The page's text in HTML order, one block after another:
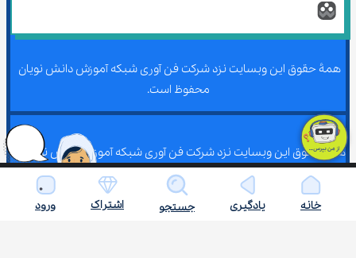
همۀ حقوق این وبسایت نزد شرکت فن آوری شبکه آموزش دانش نویان
محفوظ است.
همۀ حقوق این وبسایت نزد شرکت فن آوری شبکه آموزش دانش نویان
محفوظ است.
خانه یادگیری جستجو اشتراک ورود